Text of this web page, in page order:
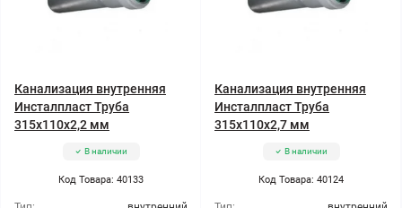
Канализация внутренняя
Инсталпласт Труба
315x110x2,2 мм
В наличии
Код Товара: 40133
Канализация внутренняя
Инсталпласт Труба
315x110x2,7 мм
В наличии
Код Товара: 40124